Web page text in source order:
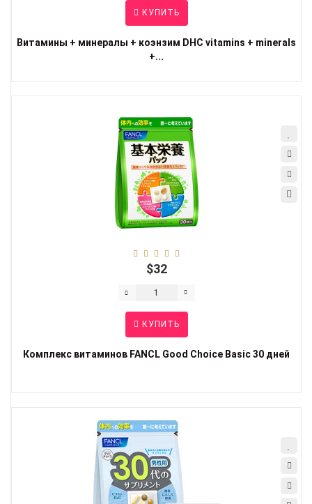
КУПИТЬ
Витамины + минералы + коэнзим DHC vitamins + minerals
+...
$32
КУПИТЬ
Комплекс витаминов FANCL Good Choice Basic 30 дней